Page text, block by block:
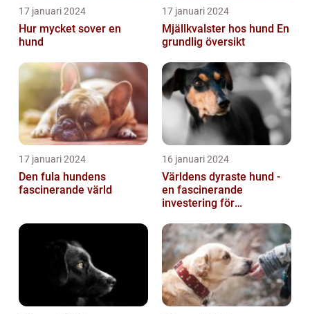
17 januari 2024
Hur mycket sover en
hund
17 januari 2024
Mjällkvalster hos hund En
grundlig översikt
17 januari 2024
Den fula hundens
fascinerande värld
16 januari 2024
Världens dyraste hund -
en fascinerande
investering för